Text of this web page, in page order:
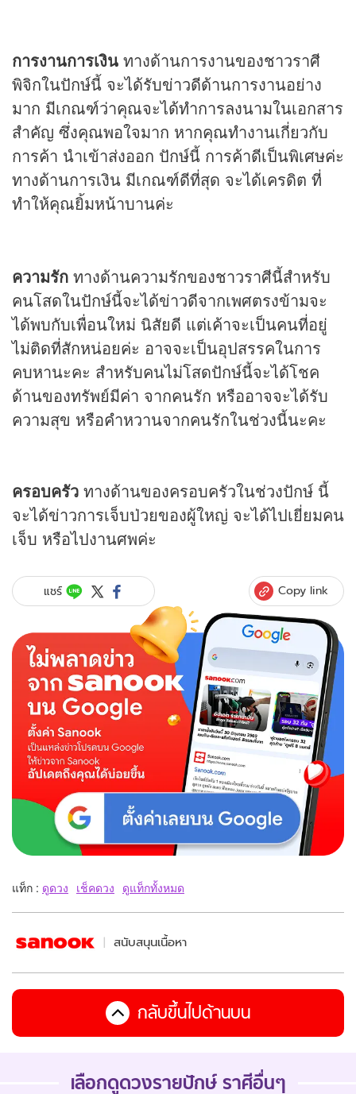
การงานการเงิน ทางด้านการงานของชาวราศี
พิจิกในปักษ์นี้ จะได้รับข่าวดีด้านการงานอย่าง
มาก มีเกณฑ์ว่าคุณจะได้ทำการลงนามในเอกสาร
สำคัญ ซึ่งคุณพอใจมาก หากคุณทำงานเกี่ยวกับ
การค้า นำเข้าส่งออก ปักษ์นี้ การค้าดีเป็นพิเศษค่ะ
ทางด้านการเงิน มีเกณฑ์ดีที่สุด จะได้เครดิต ที่
ทำให้คุณยิ้มหน้าบานค่ะ
ความรัก ทางด้านความรักของชาวราศีนี้สำหรับ
คนโสดในปักษ์นี้จะได้ข่าวดีจากเพศตรงข้ามจะ
ได้พบกับเพื่อนใหม่ นิสัยดี แต่เค้าจะเป็นคนที่อยู่
ไม่ติดที่สักหน่อยค่ะ อาจจะเป็นอุปสรรคในการ
คบหานะคะ สำหรับคนไม่โสดปักษ์นี้จะได้โชค
ด้านของทรัพย์มีค่า จากคนรัก หรืออาจจะได้รับ
ความสุข หรือคำหวานจากคนรักในช่วงนี้นะคะ
ครอบครัว ทางด้านของครอบครัวในช่วงปักษ์ นี้
จะได้ข่าวการเจ็บป่วยของผู้ใหญ่ จะได้ไปเยี่ยมคน
เจ็บ หรือไปงานศพค่ะ
แชร์ Copy link
แท็ก : ดูดวง เช็คดวง ดูแท็กทั้งหมด
สนับสนุนเนื้อหา
กลับขึ้นไปด้านบน
เลือกดูดวงรายปักษ์ราศีอื่นๆ